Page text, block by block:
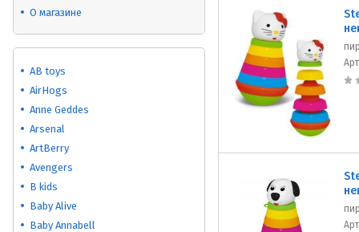
О магазине
AB toys
AirHogs
Anne Geddes
Arsenal
ArtBerry
Avengers
B kids
Baby Alive
Baby Annabell